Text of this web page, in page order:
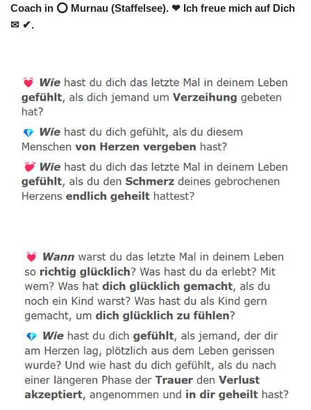
Coach in ⭕ Murnau (Staffelsee). ❤ Ich freue mich auf Dich
✉ ✔.